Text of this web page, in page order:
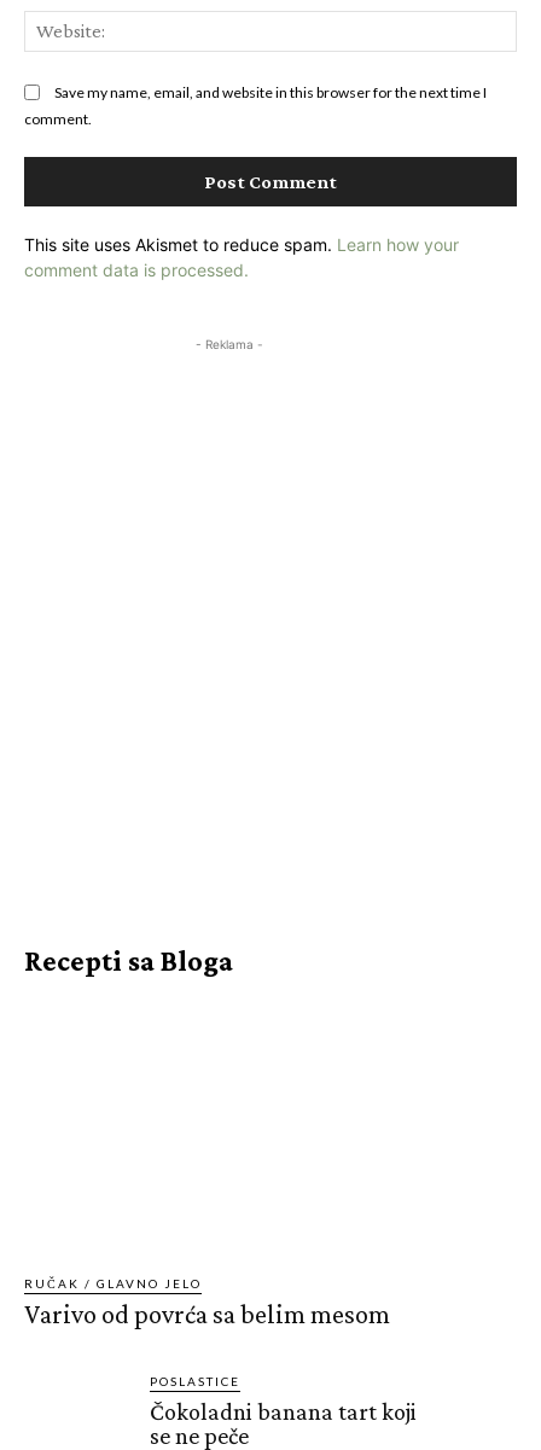
Save my name, email, and website in this browser for the next time I
comment.
This site uses Akismet to reduce spam. Learn how your
comment data is processed.
- Reklama -
Recepti sa Bloga
RUČAK / GLAVNO JELO
Varivo od povrća sa belim mesom
POSLASTICE
Čokoladni banana tart koji
se ne peče